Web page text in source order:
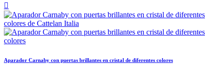

Aparador Carnaby con puertas brillantes en cristal de diferentes colores